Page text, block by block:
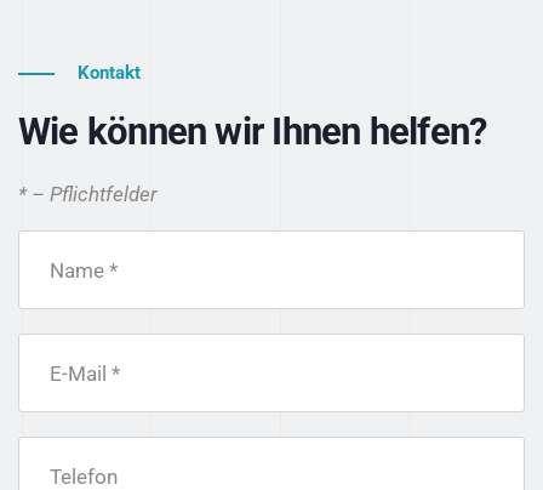
Kontakt
Wie können wir Ihnen helfen?
* – Pflichtfelder
Name *
E-Mail *
Telefon